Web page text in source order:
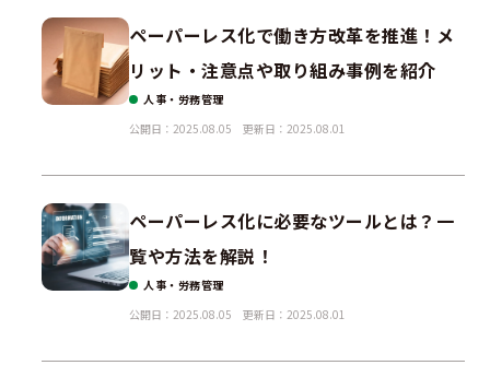
ペーパーレス化で働き方改革を推進！メ
リット・注意点や取り組み事例を紹介
人事・労務管理
公開日：2025.08.05
更新日：2025.08.01
ペーパーレス化に必要なツールとは？一
覧や方法を解説！
人事・労務管理
公開日：2025.08.05
更新日：2025.08.01